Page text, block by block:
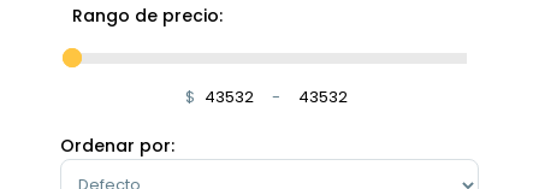
Rango de precio:
$ Minimum Price
-
Maximum Price
Ordenar por:
Sort Products